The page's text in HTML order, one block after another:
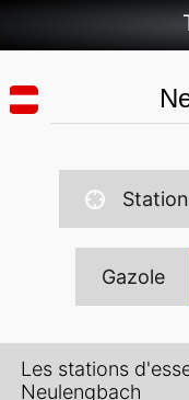
Gazole
Les stations
Neulengbach